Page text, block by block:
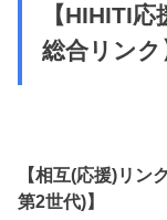
【HIHITI
総合リンク
【相互(応援)リン
第2世代)】